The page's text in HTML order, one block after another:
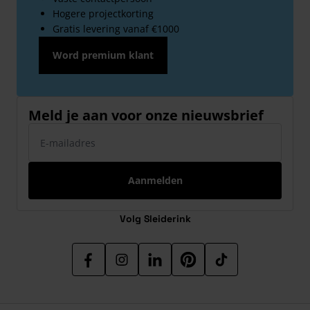
Hogere projectkorting
Gratis levering vanaf €1000
Word premium klant
Meld je aan voor onze nieuwsbrief
Aanmelden
Volg Sleiderink